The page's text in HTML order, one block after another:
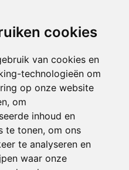
cookies
van cookies en
technologieën om
op onze website
om
inhoud en
te tonen, om ons
te analyseren en
waar onze